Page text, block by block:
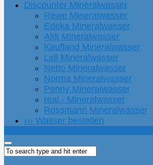
Discounter Mineralwasser
Rewe Mineralwasser
Edeka Mineralwasser
Aldi Mineralwasser
Kaufland Mineralwasser
Lidl Mineralwasser
Netto Mineralwasser
Norma Mineralwasser
Penny Mineralwasser
real,- Mineralwasser
Rossmann Mineralwasser
››› Wasser bestellen